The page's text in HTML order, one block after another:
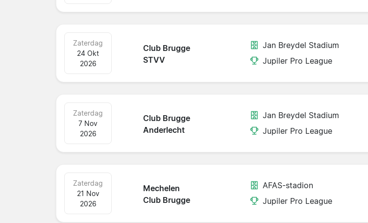
Club Brugge
STVV
Zaterdag
24 Okt
2026
Jan Breydel Stadium
Jupiler Pro League
Club Brugge
Anderlecht
Zaterdag
7 Nov
2026
Jan Breydel Stadium
Jupiler Pro League
Mechelen
Club Brugge
Zaterdag
21 Nov
2026
AFAS-stadion
Jupiler Pro League